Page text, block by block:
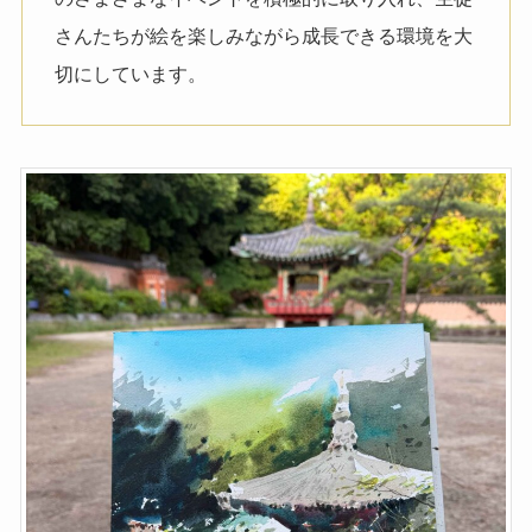
さんたちが絵を楽しみながら成長できる環境を大
切にしています。